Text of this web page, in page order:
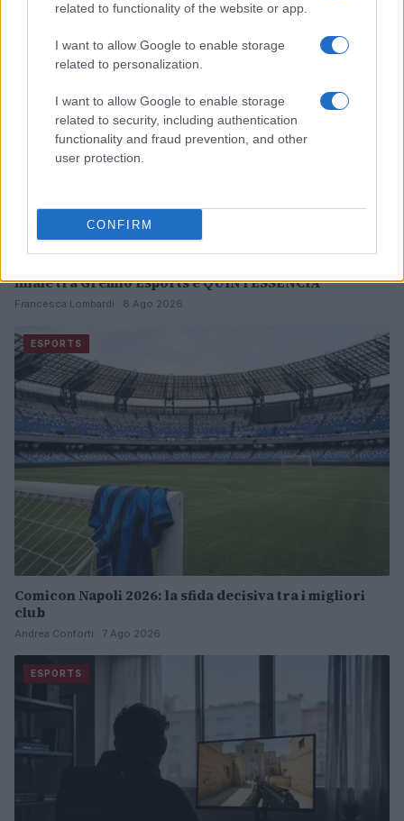
related to functionality of the website or app.
I want to allow Google to enable storage
related to personalization.
I want to allow Google to enable storage
related to security, including authentication
functionality and fraud prevention, and other
user protection.
CONFIRM
ESPORTS
finale tra Grêmio Esports e QUINTESSÊNCIA
Francesca Lombardi · 8 Ago 2026
ESPORTS
Comicon Napoli 2026: la sfida decisiva tra i migliori
club
Andrea Conforti · 7 Ago 2026
ESPORTS